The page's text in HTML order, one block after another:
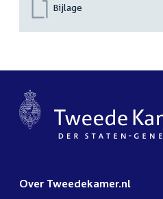
Bijlage
Over Tweedekamer.nl